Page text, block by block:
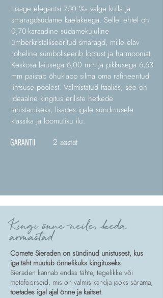
Lisage elegantsi 750 ‰ valge kulla ja
smaragdsüdame kaelakeega. Sellel ehtel on
0,70-karaadine südamekujuline
ümberkristalliseeritud smaragd, mille elav
roheline sümboliseerib lootust ja harmooniat.
Keskosa laiusega 6,00 mm ja pikkusega 6,63
mm paistab õhuklapp silma oma rafineeritud
lihtsuse poolest. Valmistatud Itaalias, see on
ideaalne kingitus eriliste hetkede
tähistamiseks, lisades igale sündmusele
klassika ja loomuliku ilu.
GARANTII 2 aastat
Kingi õnne neile, keda
armastad
Comete Sieraden on sündinud unistusest, kus
iga täht muutub õnnelikuks kingituseks.
Sieraden kannab endas tähte, tegelikke või
metafoorseid, mis on valmis kandja jaoks särama,
toetades igal ajal õnne ja kaitset.